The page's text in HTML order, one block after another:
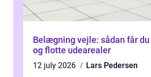
Belægning vejle: sådan får
og flotte udearealer
12 july 2026
Lars Pedersen